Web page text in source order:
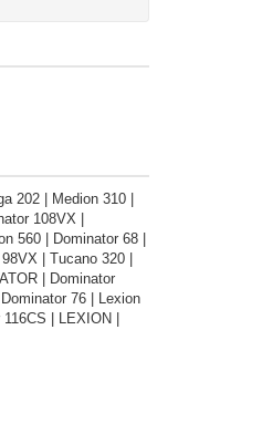
202 | Medion 310 |
108VX |
560 | Dominator 68 |
| Tucano 320 |
| Dominator
76 | Lexion
| LEXION |